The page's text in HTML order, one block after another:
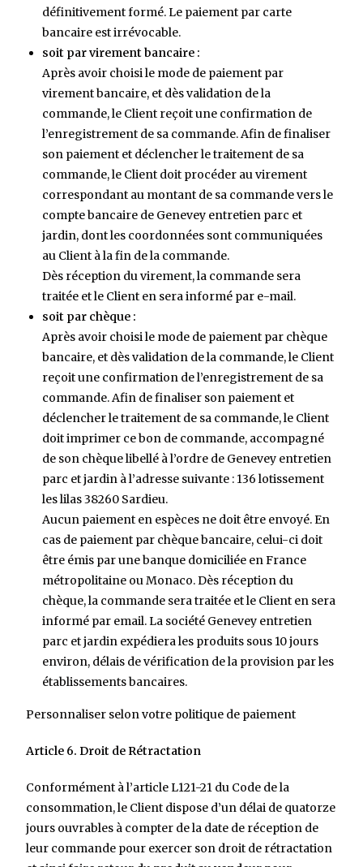
définitivement formé. Le paiement par carte
bancaire est irrévocable.
soit par virement bancaire :
Après avoir choisi le mode de paiement par
virement bancaire, et dès validation de la
commande, le Client reçoit une confirmation de
l’enregistrement de sa commande. Afin de finaliser
son paiement et déclencher le traitement de sa
commande, le Client doit procéder au virement
correspondant au montant de sa commande vers le
compte bancaire de Genevey entretien parc et
jardin, dont les coordonnées sont communiquées
au Client à la fin de la commande.
Dès réception du virement, la commande sera
traitée et le Client en sera informé par e-mail.
soit par chèque :
Après avoir choisi le mode de paiement par chèque
bancaire, et dès validation de la commande, le Client
reçoit une confirmation de l’enregistrement de sa
commande. Afin de finaliser son paiement et
déclencher le traitement de sa commande, le Client
doit imprimer ce bon de commande, accompagné
de son chèque libellé à l’ordre de Genevey entretien
parc et jardin à l’adresse suivante : 136 lotissement
les lilas 38260 Sardieu.
Aucun paiement en espèces ne doit être envoyé. En
cas de paiement par chèque bancaire, celui-ci doit
être émis par une banque domiciliée en France
métropolitaine ou Monaco. Dès réception du
chèque, la commande sera traitée et le Client en sera
informé par email. La société Genevey entretien
parc et jardin expédiera les produits sous 10 jours
environ, délais de vérification de la provision par les
établissements bancaires.
Personnaliser selon votre politique de paiement
Article 6. Droit de Rétractation
Conformément à l’article L121-21 du Code de la
consommation, le Client dispose d’un délai de quatorze
jours ouvrables à compter de la date de réception de
leur commande pour exercer son droit de rétractation